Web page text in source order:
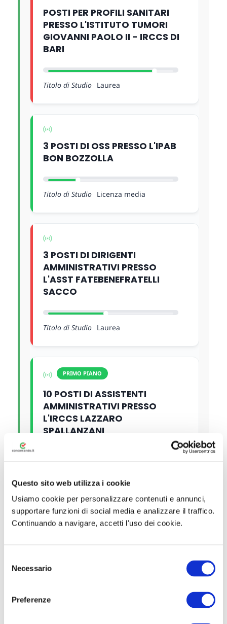
Questo sito web utilizza i cookie
Usiamo cookie per personalizzare contenuti e annunci,
supportare funzioni di social media e analizzare il traffico.
Continuando a navigare, accetti l'uso dei cookie.
Necessario
Preferenze
POSTI PER PROFILI SANITARI
PRESSO L'ISTITUTO TUMORI
GIOVANNI PAOLO II - IRCCS DI
BARI
Titolo di Studio Laurea
3 POSTI DI OSS PRESSO L'IPAB
BON BOZZOLLA
Titolo di Studio Licenza media
3 POSTI DI DIRIGENTI
AMMINISTRATIVI PRESSO
L'ASST FATEBENEFRATELLI
SACCO
Titolo di Studio Laurea
PRIMO PIANO
10 POSTI DI ASSISTENTI
AMMINISTRATIVI PRESSO
L'IRCCS LAZZARO
SPALLANZANI
4 POSTI DI DIRIGENTI MEDICI